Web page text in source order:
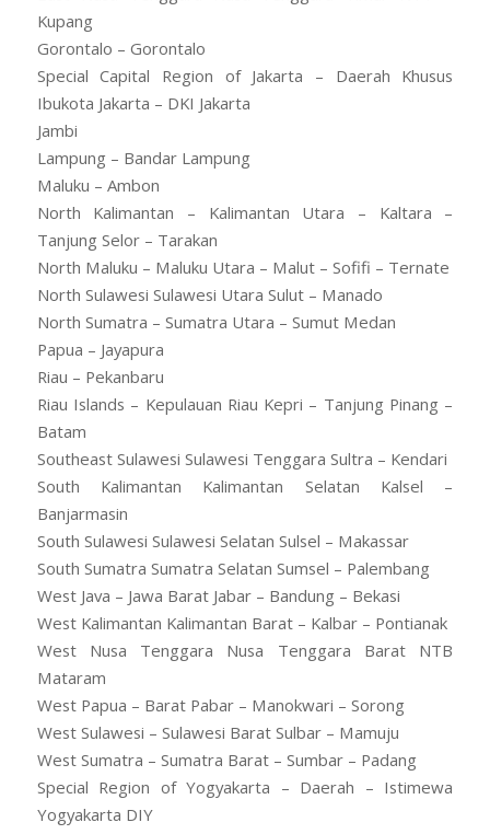
Kupang
Gorontalo – Gorontalo
Special Capital Region of Jakarta – Daerah Khusus
Ibukota Jakarta – DKI Jakarta
Jambi
Lampung – Bandar Lampung
Maluku – Ambon
North Kalimantan – Kalimantan Utara – Kaltara –
Tanjung Selor – Tarakan
North Maluku – Maluku Utara – Malut – Sofifi – Ternate
North Sulawesi Sulawesi Utara Sulut – Manado
North Sumatra – Sumatra Utara – Sumut Medan
Papua – Jayapura
Riau – Pekanbaru
Riau Islands – Kepulauan Riau Kepri – Tanjung Pinang –
Batam
Southeast Sulawesi Sulawesi Tenggara Sultra – Kendari
South Kalimantan Kalimantan Selatan Kalsel –
Banjarmasin
South Sulawesi Sulawesi Selatan Sulsel – Makassar
South Sumatra Sumatra Selatan Sumsel – Palembang
West Java – Jawa Barat Jabar – Bandung – Bekasi
West Kalimantan Kalimantan Barat – Kalbar – Pontianak
West Nusa Tenggara Nusa Tenggara Barat NTB
Mataram
West Papua – Barat Pabar – Manokwari – Sorong
West Sulawesi – Sulawesi Barat Sulbar – Mamuju
West Sumatra – Sumatra Barat – Sumbar – Padang
Special Region of Yogyakarta – Daerah – Istimewa
Yogyakarta DIY